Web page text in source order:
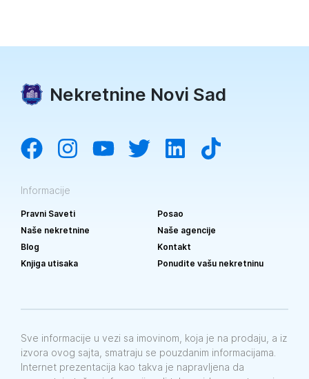
Nekretnine Novi Sad
Informacije
Pravni Saveti
Posao
Naše nekretnine
Naše agencije
Blog
Kontakt
Knjiga utisaka
Ponudite vašu nekretninu
Sve informacije u vezi sa imovinom, koja je na prodaju, a iz
izvora ovog sajta, smatraju se pouzdanim informacijama.
Internet prezentacija kao takva je napravljena da